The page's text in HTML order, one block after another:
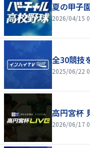
夏の甲子
2026/04/15
全30競技
2025/06/22
高円宮杯
2026/06/17